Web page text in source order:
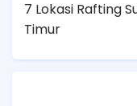
7 Lokasi Rafting
Timur